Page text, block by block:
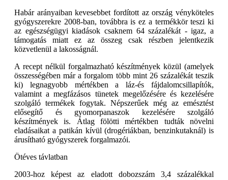
Habár arányaiban kevesebbet fordított az ország vényköteles
gyógyszerekre 2008-ban, továbbra is ez a termékkör teszi ki
az egészségügyi kiadások csaknem 64 százalékát - igaz, a
támogatás miatt ez az összeg csak részben jelentkezik
közvetlenül a lakosságnál.
A recept nélkül forgalmazható készítmények közül (amelyek
összességében már a forgalom több mint 26 százalékát teszik
ki) legnagyobb mértékben a láz-és fájdalomcsillapítók,
valamint a megfázásos tünetek megelőzésére és kezelésére
szolgáló termékek fogytak. Népszerűek még az emésztést
elősegítő és gyomorpanaszok kezelésére szolgáló
készítmények is. Átlag fölötti mértékben tudták növelni
eladásaikat a patikán kívül (drogériákban, benzinkutaknál) is
árusítható gyógyszerek forgalmazói.
Ötéves távlatban
2003-hoz képest az eladott dobozszám 3,4 százalékkal